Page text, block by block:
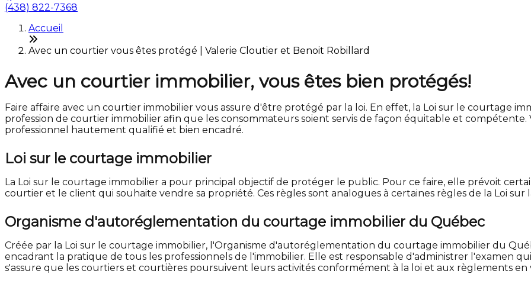
(438) 822-7368
Accueil
Avec un courtier vous êtes protégé | Valerie Cloutier et Benoit Robillard
Avec un courtier immobilier, vous êtes bien protégés!
Faire affaire avec un courtier immobilier vous assure d'être protégé par la loi. En effet, la Loi sur le courtage
profession de courtier immobilier afin que les consommateurs soient servis de façon équitable et compétente.
professionnel hautement qualifié et bien encadré.
Loi sur le courtage immobilier
La Loi sur le courtage immobilier a pour principal objectif de protéger le public. Pour ce faire, elle prévoit
courtier et le client qui souhaite vendre sa propriété. Ces règles sont analogues à certaines règles de la Loi
Organisme d'autoréglementation du courtage immobilier du Québec
Créée par la Loi sur le courtage immobilier, l'Organisme d'autoréglementation du courtage immobilier du
encadrant la pratique de tous les professionnels de l'immobilier. Elle est responsable d'administrer l'examen
s'assure que les courtiers et courtières poursuivent leurs activités conformément à la loi et aux règlements en